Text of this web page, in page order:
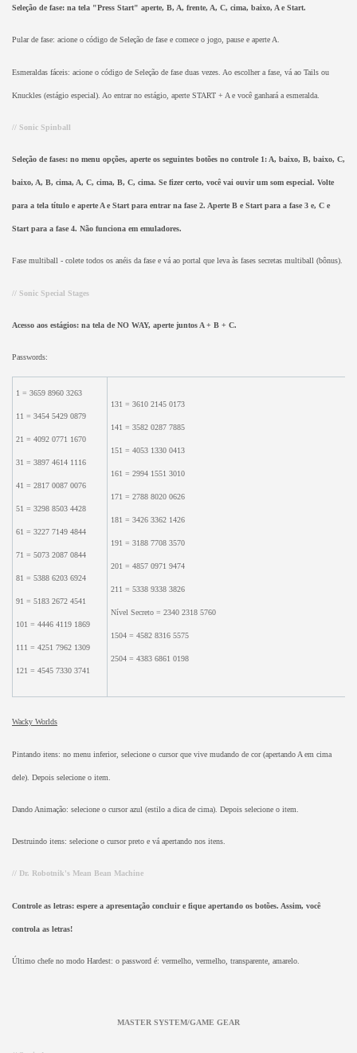
Seleção de fase: na tela "Press Start" aperte, B, A, frente, A, C, cima, baixo, A e Start.
Pular de fase: acione o código de Seleção de fase e comece o jogo, pause e aperte A.
Esmeraldas fáceis: acione o código de Seleção de fase duas vezes. Ao escolher a fase, vá ao Tails ou
Knuckles (estágio especial). Ao entrar no estágio, aperte START + A e você ganhará a esmeralda.
// Sonic Spinball
Seleção de fases: no menu opções, aperte os seguintes botões no controle 1: A, baixo, B, baixo, C,
baixo, A, B, cima, A, C, cima, B, C, cima. Se fizer certo, você vai ouvir um som especial. Volte
para a tela título e aperte A e Start para entrar na fase 2. Aperte B e Start para a fase 3 e, C e
Start para a fase 4. Não funciona em emuladores.
Fase multiball - colete todos os anéis da fase e vá ao portal que leva às fases secretas multiball (bônus).
// Sonic Special Stages
Acesso aos estágios: na tela de NO WAY, aperte juntos A + B + C.
Passwords:
1 = 3659 8960 3263
11 = 3454 5429 0879
21 = 4092 0771 1670
31 = 3897 4614 1116
41 = 2817 0087 0076
51 = 3298 8503 4428
61 = 3227 7149 4844
71 = 5073 2087 0844
81 = 5388 6203 6924
91 = 5183 2672 4541
101 = 4446 4119 1869
111 = 4251 7962 1309
121 = 4545 7330 3741
131 = 3610 2145 0173
141 = 3582 0287 7885
151 = 4053 1330 0413
161 = 2994 1551 3010
171 = 2788 8020 0626
181 = 3426 3362 1426
191 = 3188 7708 3570
201 = 4857 0971 9474
211 = 5338 9338 3826
Nível Secreto = 2340 2318 5760
1504 = 4582 8316 5575
2504 = 4383 6861 0198
Wacky Worlds
Pintando itens: no menu inferior, selecione o cursor que vive mudando de cor (apertando A em cima
dele). Depois selecione o item.
Dando Animação: selecione o cursor azul (estilo a dica de cima). Depois selecione o item.
Destruindo itens: selecione o cursor preto e vá apertando nos itens.
// Dr. Robotnik's Mean Bean Machine
Controle as letras: espere a apresentação concluir e fique apertando os botões. Assim, você
controla as letras!
Último chefe no modo Hardest: o password é: vermelho, vermelho, transparente, amarelo.
MASTER SYSTEM/GAME GEAR